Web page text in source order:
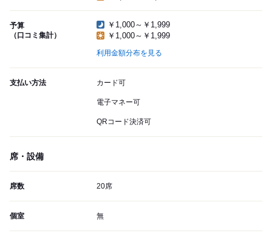
予算
（口コミ集計）
￥1,000～￥1,999
￥1,000～￥1,999
利用金額分布を見る
支払い方法 カード可
電子マネー可
QRコード決済可
席・設備
席数 20席
個室 無